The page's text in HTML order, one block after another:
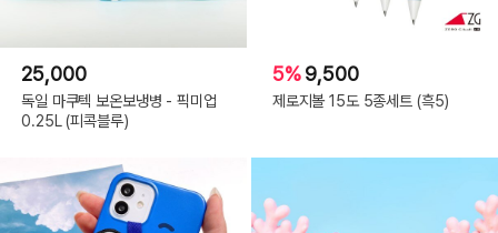
25,000
독일 마쿠텍 보온보냉병 - 픽미업
0.25L (피콕블루)
5%9,500
제로지볼 15도 5종세트 (흑5)